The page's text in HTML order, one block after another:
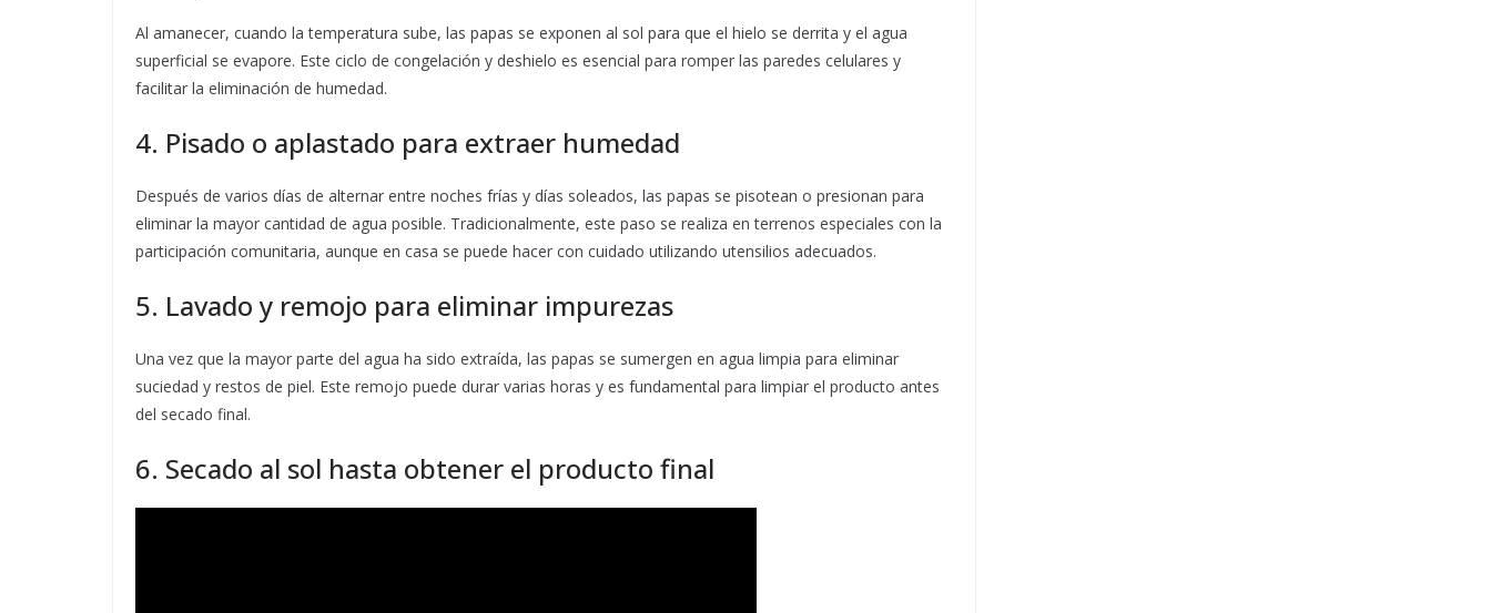
Al amanecer, cuando la temperatura sube, las papas se exponen al sol para que el hielo se derrita y el agua
superficial se evapore. Este ciclo de congelación y deshielo es esencial para romper las paredes celulares y
facilitar la eliminación de humedad.
4. Pisado o aplastado para extraer humedad
Después de varios días de alternar entre noches frías y días soleados, las papas se pisotean o presionan para
eliminar la mayor cantidad de agua posible. Tradicionalmente, este paso se realiza en terrenos especiales con la
participación comunitaria, aunque en casa se puede hacer con cuidado utilizando utensilios adecuados.
5. Lavado y remojo para eliminar impurezas
Una vez que la mayor parte del agua ha sido extraída, las papas se sumergen en agua limpia para eliminar
suciedad y restos de piel. Este remojo puede durar varias horas y es fundamental para limpiar el producto antes
del secado final.
6. Secado al sol hasta obtener el producto final